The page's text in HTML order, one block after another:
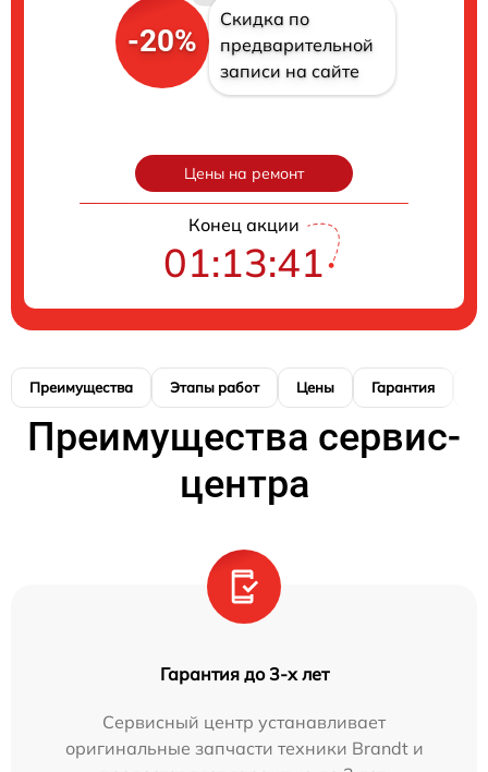
-20%
Скидка по
предварительной
записи на сайте
Цены на ремонт
Конец акции
01:13:40
Преимущества Этапы работ Цены Гарантия
Преимущества сервис-
центра
Гарантия до 3-х лет
Сервисный центр устанавливает
оригинальные запчасти техники Brandt и